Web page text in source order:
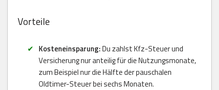
Vorteile
Kosteneinsparung:Du zahlst Kfz-Steuer und
Versicherung nur anteilig für die Nutzungsmonate,
zum Beispiel nur die Hälfte der pauschalen
Oldtimer-Steuer bei sechs Monaten.